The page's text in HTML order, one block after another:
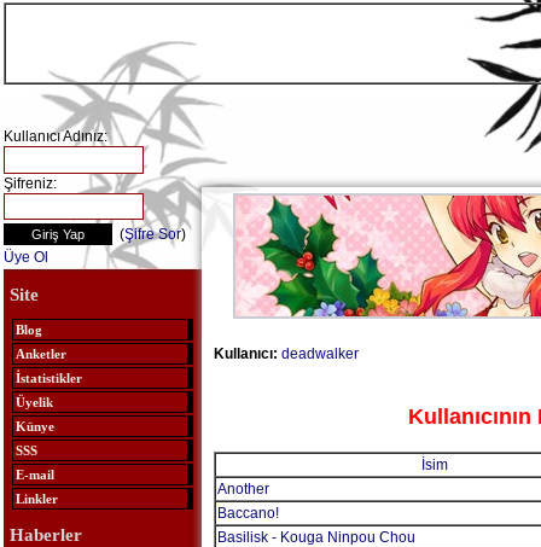
Kullanıcı Adınız:
Şifreniz:
(Şifre Sor)
Üye Ol
Site
Blog
Anketler
İstatistikler
Üyelik
Künye
SSS
E-mail
Linkler
Haberler
Kullanıcı: deadwalker
İsim
Another
Baccano!
Basilisk - Kouga Ninpou Chou